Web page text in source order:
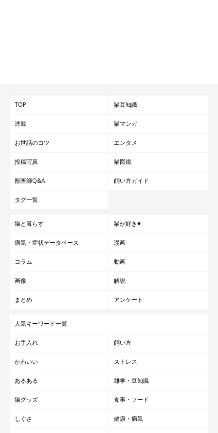
TOP 猫豆知識
連載 猫マンガ
お世話のコツ エンタメ
投稿写真 猫図鑑
獣医師Q&A 飼い方ガイド
タグ一覧
猫と暮らす 猫が好き♥
病気・症状データベース 漫画
コラム 動画
画像 解説
まとめ アンケート
人気キーワード一覧
お手入れ 飼い方
かわいい ストレス
あるある 雑学・豆知識
猫グッズ 食事・フード
しぐさ 健康・病気